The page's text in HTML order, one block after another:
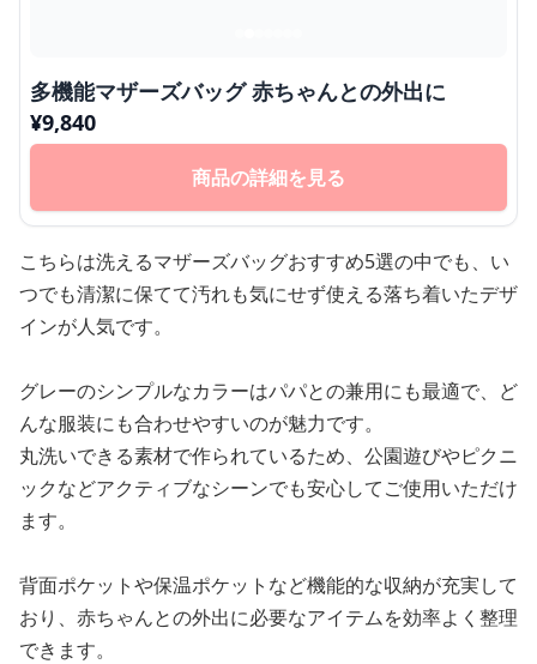
多機能マザーズバッグ 赤ちゃんとの外出に
¥9,840
商品の詳細を見る
こちらは洗えるマザーズバッグおすすめ5選の中でも、い
つでも清潔に保てて汚れも気にせず使える落ち着いたデザ
インが人気です。
グレーのシンプルなカラーはパパとの兼用にも最適で、ど
んな服装にも合わせやすいのが魅力です。
丸洗いできる素材で作られているため、公園遊びやピクニ
ックなどアクティブなシーンでも安心してご使用いただけ
ます。
背面ポケットや保温ポケットなど機能的な収納が充実して
おり、赤ちゃんとの外出に必要なアイテムを効率よく整理
できます。